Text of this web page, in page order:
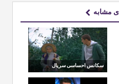
مشابه
سکانس احساسی سریال
«سرخدار» در فضای